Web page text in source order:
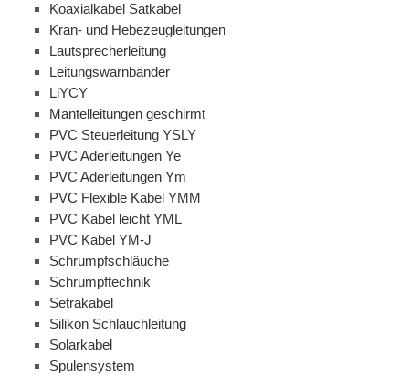
Koaxialkabel Satkabel
Kran- und Hebezeugleitungen
Lautsprecherleitung
Leitungswarnbänder
LiYCY
Mantelleitungen geschirmt
PVC Steuerleitung YSLY
PVC Aderleitungen Ye
PVC Aderleitungen Ym
PVC Flexible Kabel YMM
PVC Kabel leicht YML
PVC Kabel YM-J
Schrumpfschläuche
Schrumpftechnik
Setrakabel
Silikon Schlauchleitung
Solarkabel
Spulensystem